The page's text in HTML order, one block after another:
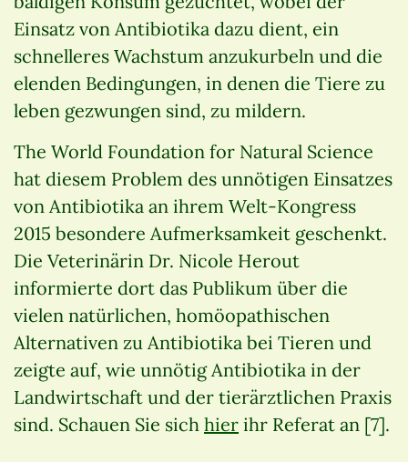
Einsatz von Antibiotika dazu dient, ein
schnelleres Wachstum anzukurbeln und die
elenden Bedingungen, in denen die Tiere zu
leben gezwungen sind, zu mildern.
The World Foundation for Natural Science
hat diesem Problem des unnötigen Einsatzes
von Antibiotika an ihrem Welt-Kongress
2015 besondere Aufmerksamkeit geschenkt.
Die Veterinärin Dr. Nicole Herout
informierte dort das Publikum über die
vielen natürlichen, homöopathischen
Alternativen zu Antibiotika bei Tieren und
zeigte auf, wie unnötig Antibiotika in der
Landwirtschaft und der tierärztlichen Praxis
sind. Schauen Sie sich hier ihr Referat an [7].